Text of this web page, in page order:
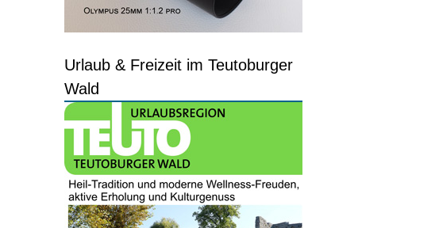
Urlaub & Freizeit im Teutoburger
Wald